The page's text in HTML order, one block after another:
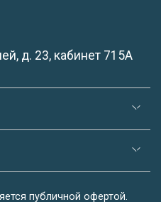
д. 23, кабинет 715А
публичной офертой.